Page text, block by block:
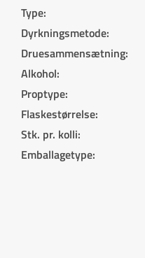
Type:
Dyrkningsmetode:
Druesammensætning:
Alkohol:
Proptype:
Flaskestørrelse:
Stk. pr. kolli:
Emballagetype: